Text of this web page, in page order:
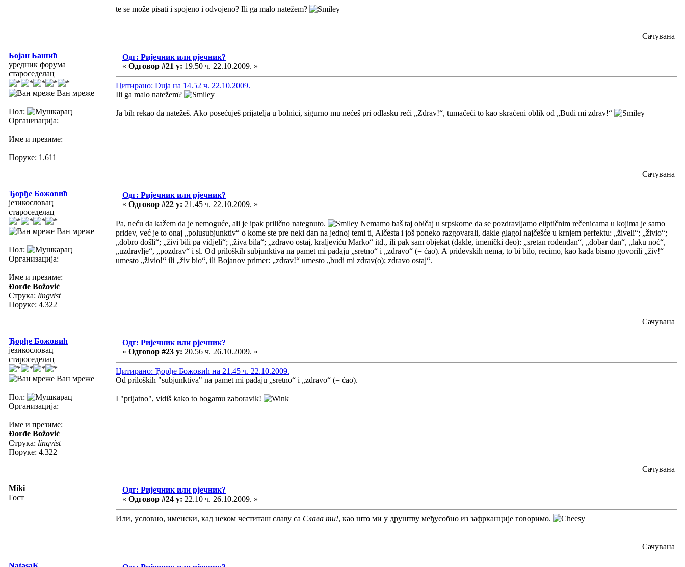
te se može pisati i spojeno i odvojeno? Ili ga malo natežem?
Сачувана
Бојан Башић
уредник форума
староседелац
Ван мреже
Пол:
Организација:
Име и презиме:
Поруке: 1.611
Одг: Ријечник или рјечник?
« Одговор #21 у: 19.50 ч. 22.10.2009. »
Цитирано: Duja на 14.52 ч. 22.10.2009.
Ili ga malo natežem?
Ja bih rekao da natežeš. Ako posećuješ prijatelja u bolnici, sigurno mu nećeš pri odlasku reći „Zdrav!“, tumačeći to kao skraćeni oblik od „Budi mi zdrav!“
Сачувана
Ђорђе Божовић
језикословац
староседелац
Ван мреже
Пол:
Организација:
Име и презиме:
Đorđe Božović
Струка: lingvist
Поруке: 4.322
Одг: Ријечник или рјечник?
« Одговор #22 у: 21.45 ч. 22.10.2009. »
Pa, neću da kažem da je nemoguće, ali je ipak prilično nategnuto.
Nemamo baš taj običaj u srpskome da se pozdravljamo eliptičnim rečenicama u kojima je samo
pridev, već je to onaj „polusubjunktiv“ o kome ste pre neki dan na jednoj temi ti, Alčesta i još poneko razgovarali, dakle glagol najčešće u krnjem perfektu: „živeli“; „živio“;
„dobro došli“; „živi bili pa vidjeli“; „živa bila“; „zdravo ostaj, kraljeviću Marko“ itd., ili pak sam objekat (dakle, imenički deo): „sretan rođendan“, „dobar dan“, „laku noć“,
„uzdravlje“, „pozdrav“ i sl. Od priloških subjunktiva na pamet mi padaju „sretno“ i „zdravo“ (= ćao). A pridevskih nema, to bi bilo, recimo, kao kada bismo govorili „živ!“
umesto „živio!“ ili „živ bio“, ili Bojanov primer: „zdrav!“ umesto „budi mi zdrav(o); zdravo ostaj“.
Сачувана
Ђорђе Божовић
језикословац
староседелац
Ван мреже
Пол:
Организација:
Име и презиме:
Đorđe Božović
Струка: lingvist
Поруке: 4.322
Одг: Ријечник или рјечник?
« Одговор #23 у: 20.56 ч. 26.10.2009. »
Цитирано: Ђорђе Божовић на 21.45 ч. 22.10.2009.
Od priloških "subjunktiva" na pamet mi padaju „sretno“ i „zdravo“ (= ćao).
I "prijatno", vidiš kako to bogamu zaboravik!
Сачувана
Miki
Гост
Одг: Ријечник или рјечник?
« Одговор #24 у: 22.10 ч. 26.10.2009. »
Или, условно, именски, кад неком честиташ славу са Слава ти!, као што ми у друштву међусобно из зафрканције говоримо.
Сачувана